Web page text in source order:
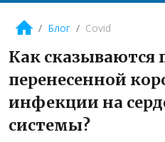
Блог Covid
Как сказываются
перенесенной
инфекции на
системы?